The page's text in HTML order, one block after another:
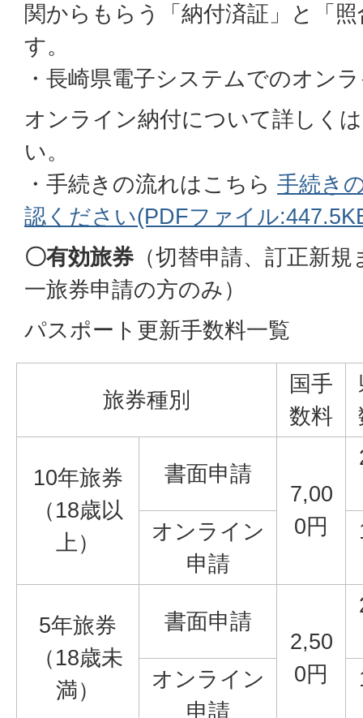
関からもらう「納付済証」と「
す。
・長崎県電子システムでのオン
オンライン納付について詳しく
い。
・手続きの流れはこちら 手続き
認ください(PDFファイル
〇有効旅券（切替申請、訂正新
一旅券申請の方のみ）
パスポート更新手数料一覧
旅券種別
国手
数料
10年旅券
（18歳以
上）
書面申請
7,00
0円
オンライン
申請
5年旅券
（18歳未
満）
書面申請
2,50
0円
オンライン
申請